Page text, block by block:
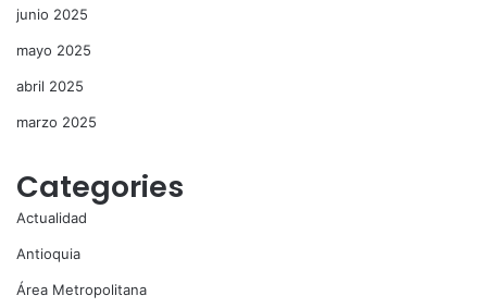
junio 2025
mayo 2025
abril 2025
marzo 2025
Categories
Actualidad
Antioquia
Área Metropolitana